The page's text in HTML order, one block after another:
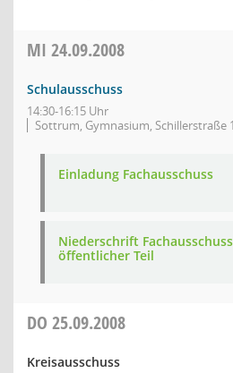
MI 24.09.2008
Schulausschuss
14:30-16:15 Uhr
Sottrum, Gymnasium, Schillerstraße
Einladung Fachausschuss
Niederschrift
öffentlicher Teil
DO 25.09.2008
Kreisausschuss